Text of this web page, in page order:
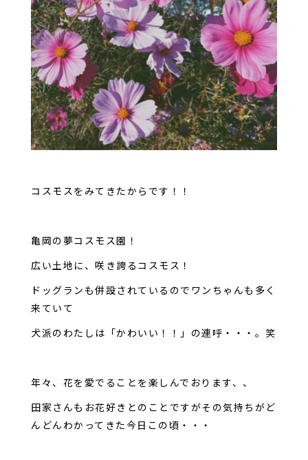
コスモスをみてきたからです！！
亀岡の夢コスモス園！
広い土地に、咲き誇るコスモス！
ドッグランも併設されているのでワンちゃんも多く
来ていて
犬派のわたしは「かわいい！！」の連呼・・・。笑
年々、花を愛でることを楽しんでおります、、
田家さんもお花好きとのことですがその気持ちがど
んどんわかってきた今日この頃・・・